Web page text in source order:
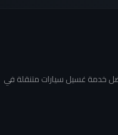
خدمة غسيل سيارات متنقلة في